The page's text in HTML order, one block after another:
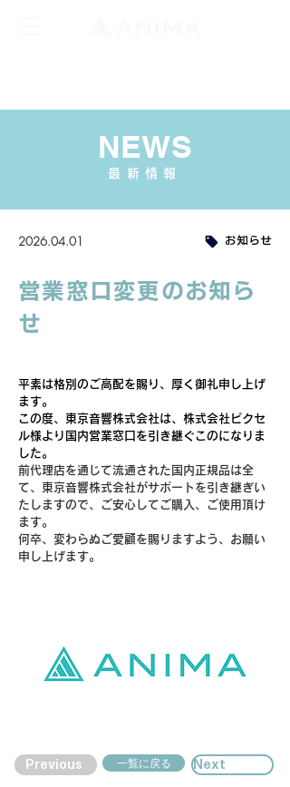
NEWS
最新情報
2026.04.01 お知らせ
営業窓口変更のお知ら
せ
平素は格別のご高配を賜り、厚く御礼申し上げ
ます。
この度、東京音響株式会社は、株式会社ピクセ
ル様より国内営業窓口を引き継ぐこのになりま
した。
前代理店を通じて流通された国内正規品は全
て、東京音響株式会社がサポートを引き継ぎい
たしますので、ご安心してご購入、ご使用頂け
ます。
何卒、変わらぬご愛顧を賜りますよう、お願い
申し上げます。
Previous 一覧に戻る Next